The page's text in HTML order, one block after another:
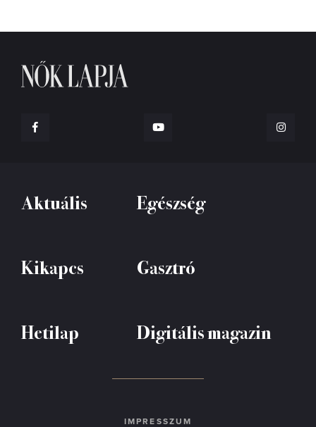
Aktuális Egészség
Kikapcs Gasztró
Hetilap Digitális magazin
IMPRESSZUM